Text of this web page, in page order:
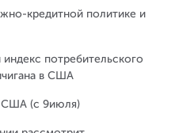
кредитной политике и
потребительского
в США
США (с 9июля)